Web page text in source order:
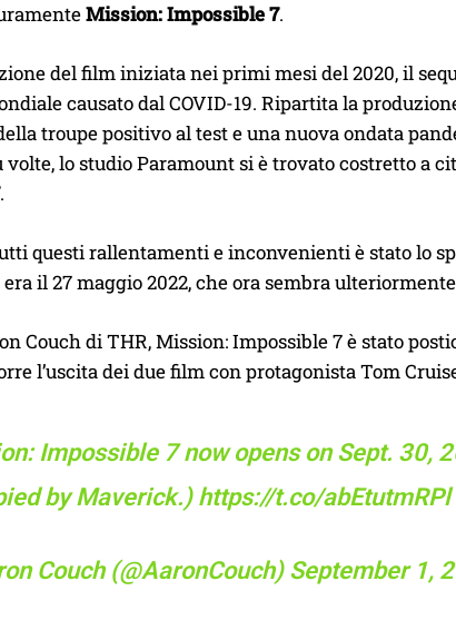
Mission: Impossible 7.
del film iniziata nei primi mesi del 2020, il
causato dal COVID-19. Ripartita la
troupe positivo al test e una nuova ondata
lo studio Paramount si è trovato costretto a
.
questi rallentamenti e inconvenienti è stato lo
era il 27 maggio 2022, che ora sembra
Couch di THR, Mission: Impossible 7 è stato
l’uscita dei due film con protagonista Tom
Impossible 7 now opens on Sept. 30,
by Maverick.) https://t.co/abEtutmRPl
Couch (@AaronCouch) September 1,